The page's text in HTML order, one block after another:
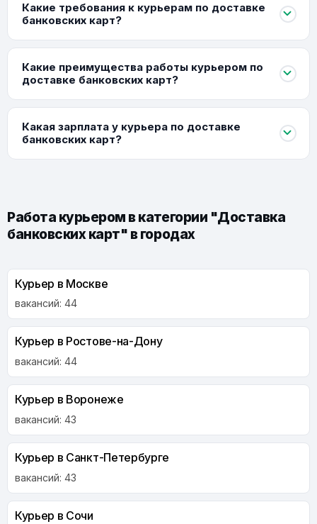
Какие требования к курьерам по доставке
банковских карт?
Какие преимущества работы курьером по
доставке банковских карт?
Какая зарплата у курьера по доставке
банковских карт?
Работа курьером в категории "Доставка
банковских карт" в городах
Курьер в Москве
вакансий: 44
Курьер в Ростове-на-Дону
вакансий: 44
Курьер в Воронеже
вакансий: 43
Курьер в Санкт-Петербурге
вакансий: 43
Курьер в Сочи